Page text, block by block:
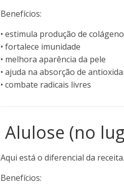
Benefícios:
• estimula produção de colágeno
• fortalece imunidade
• melhora aparência da pele
• ajuda na absorção de
• combate radicais livres
Alulose (no
Aqui está o diferencial da receita.
Benefícios: